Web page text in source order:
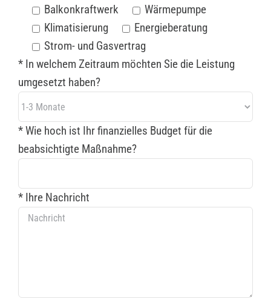
Balkonkraftwerk
Wärmepumpe
Klimatisierung
Energieberatung
Strom- und Gasvertrag
* In welchem Zeitraum möchten Sie die Leistung
umgesetzt haben?
* Wie hoch ist Ihr finanzielles Budget für die
beabsichtigte Maßnahme?
* Ihre Nachricht